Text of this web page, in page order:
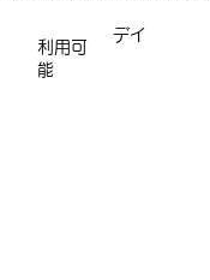
デイ
利用可
能